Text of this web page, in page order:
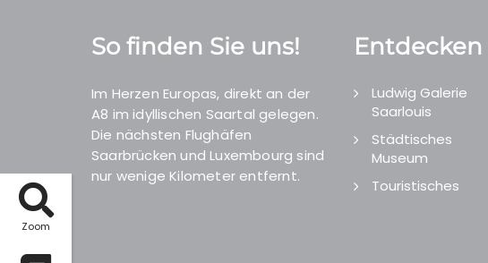
Zoom
So finden Sie uns!
Im Herzen Europas, direkt an der
A8 im idyllischen Saartal gelegen.
Die nächsten Flughäfen
Saarbrücken und Luxembourg sind
nur wenige Kilometer entfernt.
Entdecken
Ludwig Galerie
Saarlouis
Städtisches
Museum
Touristisches